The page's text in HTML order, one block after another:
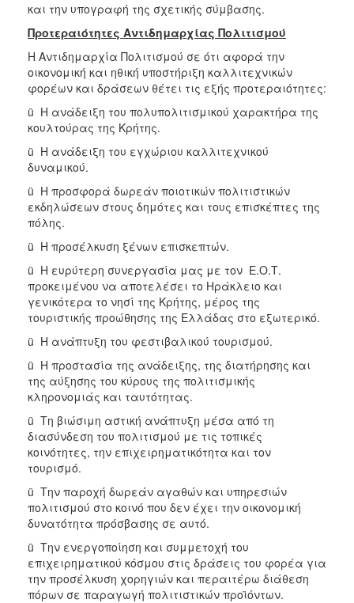
και την υπογραφή της σχετικής σύμβασης.
Προτεραιότητες Αντιδημαρχίας Πολιτισμού
Η Αντιδημαρχία Πολιτισμού σε ότι αφορά την
οικονομική και ηθική υποστήριξη καλλιτεχνικών
φορέων και δράσεων θέτει τις εξής προτεραιότητες:
ü Η ανάδειξη του πολυπολιτισμικού χαρακτήρα της
κουλτούρας της Κρήτης.
ü Η ανάδειξη του εγχώριου καλλιτεχνικού
δυναμικού.
ü Η προσφορά δωρεάν ποιοτικών πολιτιστικών
εκδηλώσεων στους δημότες και τους επισκέπτες της
πόλης.
ü Η προσέλκυση ξένων επισκεπτών.
ü Η ευρύτερη συνεργασία μας με τον Ε.Ο.Τ.
προκειμένου να αποτελέσει το Ηράκλειο και
γενικότερα το νησί της Κρήτης, μέρος της
τουριστικής προώθησης της Ελλάδας στο εξωτερικό.
ü Η ανάπτυξη του φεστιβαλικού τουρισμού.
ü Η προστασία της ανάδειξης, της διατήρησης και
της αύξησης του κύρους της πολιτισμικής
κληρονομιάς και ταυτότητας.
ü Τη βιώσιμη αστική ανάπτυξη μέσα από τη
διασύνδεση του πολιτισμού με τις τοπικές
κοινότητες, την επιχειρηματικότητα και τον
τουρισμό.
ü Την παροχή δωρεάν αγαθών και υπηρεσιών
πολιτισμού στο κοινό που δεν έχει την οικονομική
δυνατότητα πρόσβασης σε αυτό.
ü Την ενεργοποίηση και συμμετοχή του
επιχειρηματικού κόσμου στις δράσεις του φορέα για
την προσέλκυση χορηγιών και περαιτέρω διάθεση
πόρων σε παραγωγή πολιτιστικών προϊόντων.